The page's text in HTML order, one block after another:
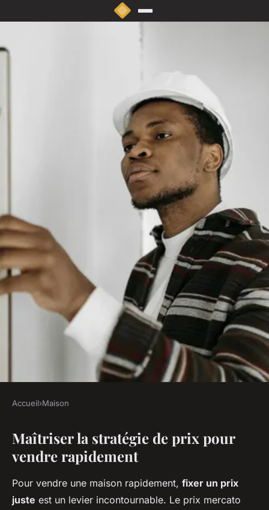
Accélérez la Vente de Votre
Maison : Techniques
Essentielles pour Réussir
Rapidement
Accueil›Maison
Maîtriser la stratégie de prix pour
vendre rapidement
Pour vendre une maison rapidement, fixer un prix
juste est un levier incontournable. Le prix mercato